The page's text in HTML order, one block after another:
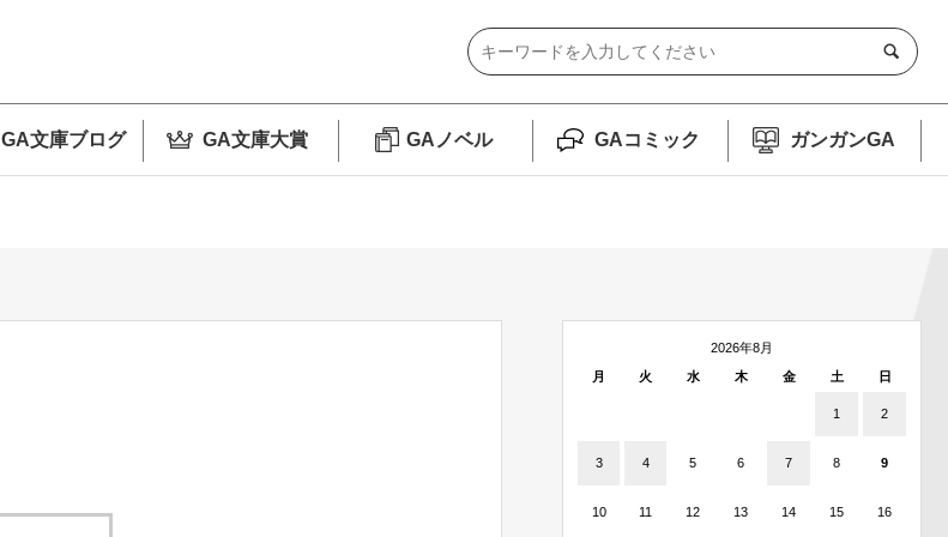
GA文庫ブログ GA文庫大賞 GAノベル GAコミック ガンガンGA
2026年8月
月
火 水 木 金 土 日
1 2
3 4 5 6 7 8 9
10 11 12 13 14 15 16